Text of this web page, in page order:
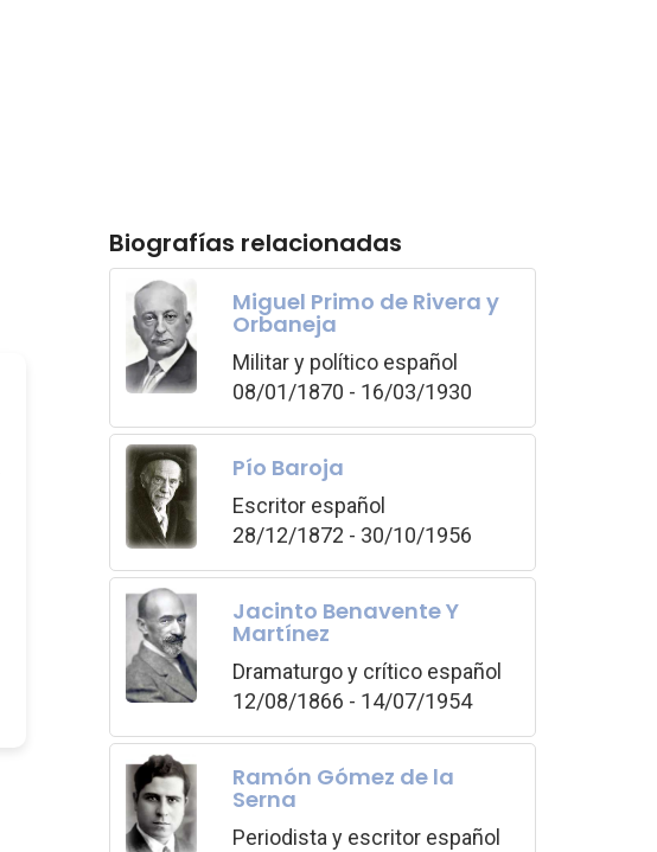
Biografías relacionadas
Miguel Primo de Rivera y
Orbaneja
Militar y político español
08/01/1870 - 16/03/1930
Pío Baroja
Escritor español
28/12/1872 - 30/10/1956
Jacinto Benavente Y
Martínez
Dramaturgo y crítico español
12/08/1866 - 14/07/1954
Ramón Gómez de la
Serna
Periodista y escritor español